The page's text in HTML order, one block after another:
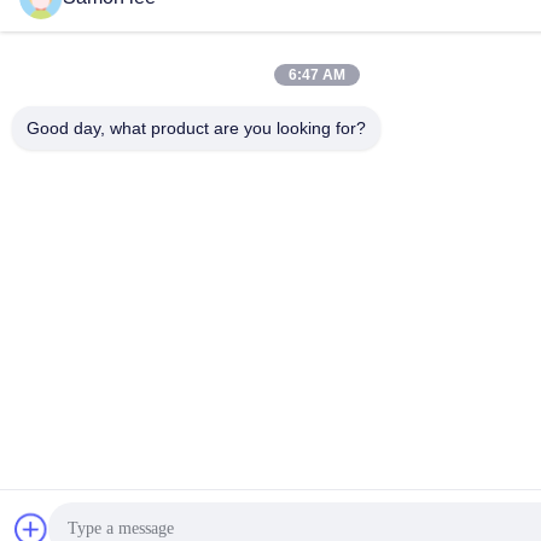
6:47 AM
Good day, what product are you looking for?